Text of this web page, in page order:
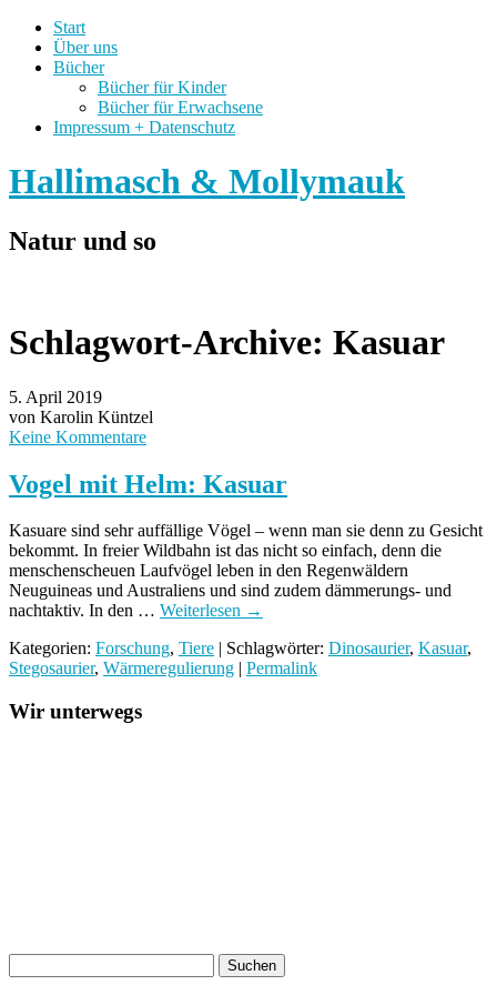
Start
Über uns
Bücher
Bücher für Kinder
Bücher für Erwachsene
Impressum + Datenschutz
Hallimasch & Mollymauk
Natur und so
Schlagwort-Archive: Kasuar
5. April 2019
von Karolin Küntzel
Keine Kommentare
Vogel mit Helm: Kasuar
Kasuare sind sehr auffällige Vögel – wenn man sie denn zu Gesicht
bekommt. In freier Wildbahn ist das nicht so einfach, denn die
menschenscheuen Laufvögel leben in den Regenwäldern
Neuguineas und Australiens und sind zudem dämmerungs- und
nachtaktiv. In den … Weiterlesen →
Kategorien: Forschung, Tiere | Schlagwörter: Dinosaurier, Kasuar,
Stegosaurier, Wärmeregulierung Permalink
Wir unterwegs